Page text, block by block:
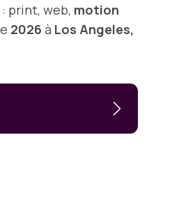
print, web, motion
2026 à Los Angeles,